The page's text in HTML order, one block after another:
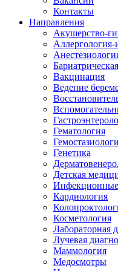
Контакты
Направления
Акушерство-
Вакцинация
Ведение
Гематология
Генетика
Детская
Инфекционные
Кардиология
Косметология
Лабораторная
Лучевая
Маммология
Медосмотры